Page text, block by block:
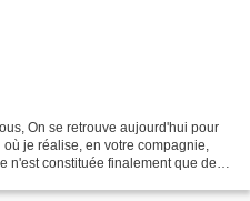
On se retrouve aujourd'hui pour
je réalise, en votre compagnie,
n'est constituée finalement que de